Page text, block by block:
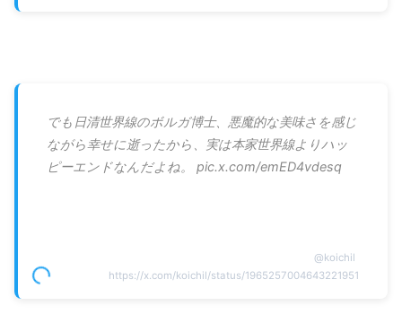
でも日清世界線のボルガ博士、悪魔的な美味さを感じ
ながら幸せに逝ったから、実は本家世界線よりハッ
ピーエンドなんだよね。 pic.x.com/emED4vdesq
@koichil
https://x.com/koichil/status/1965257004643221951